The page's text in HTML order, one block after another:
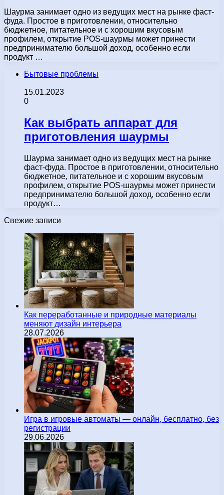
Шаурма занимает одно из ведущих мест на рынке фаст-
фуда. Простое в приготовлении, относительно
бюджетное, питательное и с хорошим вкусовым
профилем, открытие POS-шаурмы может принести
предпринимателю большой доход, особенно если
продукт …
Бытовые проблемы
15.01.2023
0
Как выбрать аппарат для
приготовления шаурмы
Шаурма занимает одно из ведущих мест на рынке
фаст-фуда. Простое в приготовлении, относительно
бюджетное, питательное и с хорошим вкусовым
профилем, открытие POS-шаурмы может принести
предпринимателю большой доход, особенно если
продукт…
Свежие записи
Как переработанные и природные материалы
меняют дизайн интерьера
28.07.2026
Игра в игровые автоматы — онлайн, бесплатно, без
регистрации
29.06.2026